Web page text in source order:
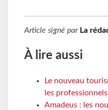
Article signé par La
À lire aussi
Le nouveau
les
Amadeus : les